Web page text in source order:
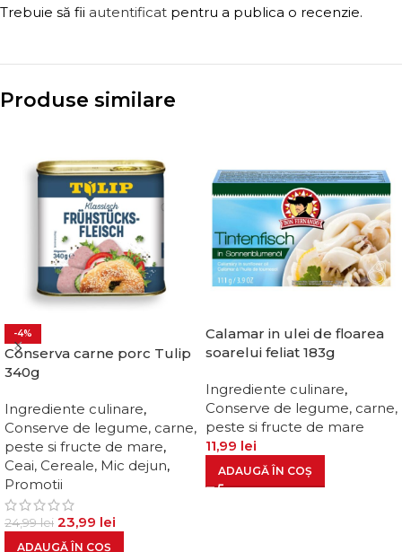
Trebuie să fii autentificat pentru a publica o recenzie.
Produse similare
-4%
Conserva carne porc Tulip
340g
Ingrediente culinare,
Conserve de legume, carne,
peste si fructe de mare,
Ceai, Cereale, Mic dejun,
Promotii
24,99lei 23,99 lei
ADAUGĂ ÎN COȘ
Calamar in ulei de floarea
soarelui feliat 183g
Ingrediente culinare,
Conserve de legume, carne,
peste si fructe de mare
11,99 lei
ADAUGĂ ÎN COȘ